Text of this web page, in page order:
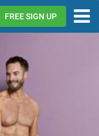
FREE SIGN UP